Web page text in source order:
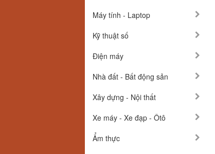
Máy tính - Laptop
Kỹ thuật số
Điện máy
Nhà đất - Bất động sản
Xây dựng - Nội thất
Xe máy - Xe đạp - Ôtô
Ẩm thực